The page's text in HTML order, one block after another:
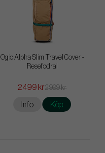
Ogio Alpha Slim Travel Cover -
Resefodral
2 499 kr2 999 kr
Info Köp